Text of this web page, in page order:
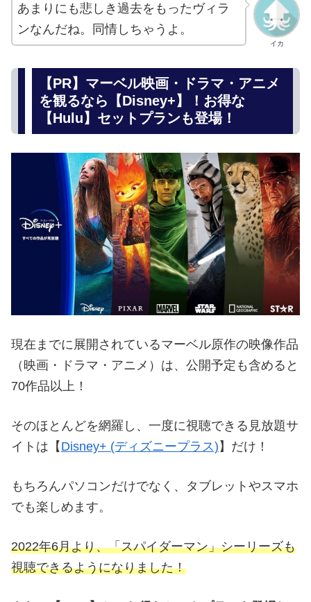
イカ
あまりにも悲しき過去をもったヴィラ
ンなんだね。同情しちゃうよ。
【PR】マーベル映画・ドラマ・アニメ
を観るなら【Disney+】！お得な
【Hulu】セットプランも登場！
現在までに展開されているマーベル原作の映像作品
（映画・ドラマ・アニメ）は、公開予定も含めると
70作品以上！
そのほとんどを網羅し、一度に視聴できる見放題サ
イトは【 Disney+ (ディズニープラス) 】だけ！
もちろんパソコンだけでなく、タブレットやスマホ
でも楽しめます。
2022年6月より、「スパイダーマン」シーリーズも
視聴できるようになりました！